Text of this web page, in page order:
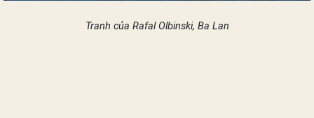
Tranh của Rafal Olbinski, Ba Lan